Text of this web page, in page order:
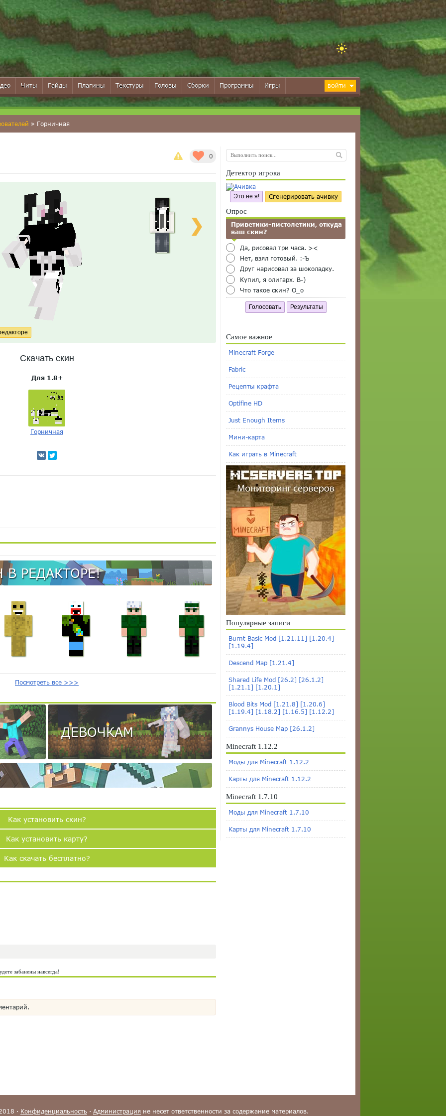
Читы Гайды Плагины Текстуры Головы Сборки Программы Игры ВОЙТИ
» Горничная
0
❯
Скачать скин
Для 1.8+
Горничная
В РЕДАКТОРЕ!
Посмотреть все >>>
ДЕВОЧКАМ
Как установить скин?
Как установить карту?
Как скачать бесплатно?
забанены навсегда!
Детектор игрока
Это не я! Сгенерировать ачивку
Опрос
Приветики-пистолетики, откуда
ваш скин?
Да, рисовал три часа. ><
Нет, взял готовый. :-Ъ
Друг нарисовал за шоколадку.
Купил, я олигарх. B-)
Что такое скин? O_o
Голосовать Результаты
Самое важное
Minecraft Forge
Fabric
Рецепты крафта
Optifine HD
Just Enough Items
Мини-карта
Как играть в Minecraft
Популярные записи
Burnt Basic Mod [1.21.11] [1.20.4]
[1.19.4]
Descend Map [1.21.4]
Shared Life Mod [26.2] [26.1.2]
[1.21.1] [1.20.1]
Blood Bits Mod [1.21.8] [1.20.6]
[1.19.4] [1.18.2] [1.16.5] [1.12.2]
Grannys House Map [26.1.2]
Minecraft 1.12.2
Моды для Minecraft 1.12.2
Карты для Minecraft 1.12.2
Minecraft 1.7.10
Моды для Minecraft 1.7.10
Карты для Minecraft 1.7.10
· Конфиденциальность · Администрация не несет ответственности за содержание материалов.